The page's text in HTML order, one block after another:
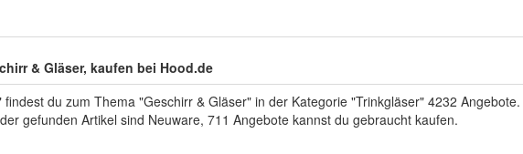
& Gläser, kaufen bei Hood.de
du zum Thema "Geschirr & Gläser" in der Kategorie "Trinkgläser" 4232
gefunden Artikel sind Neuware, 711 Angebote kannst du gebraucht kaufen.